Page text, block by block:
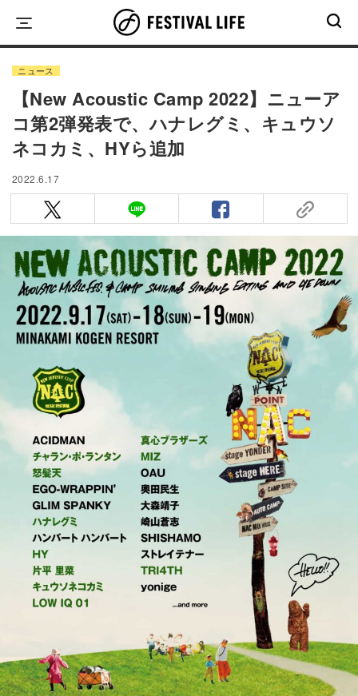
content
ニュース
【New Acoustic Camp 2022】ニューア
コ第2弾発表で、ハナレグミ、キュウソ
ネコカミ、HYら追加
2022.6.17